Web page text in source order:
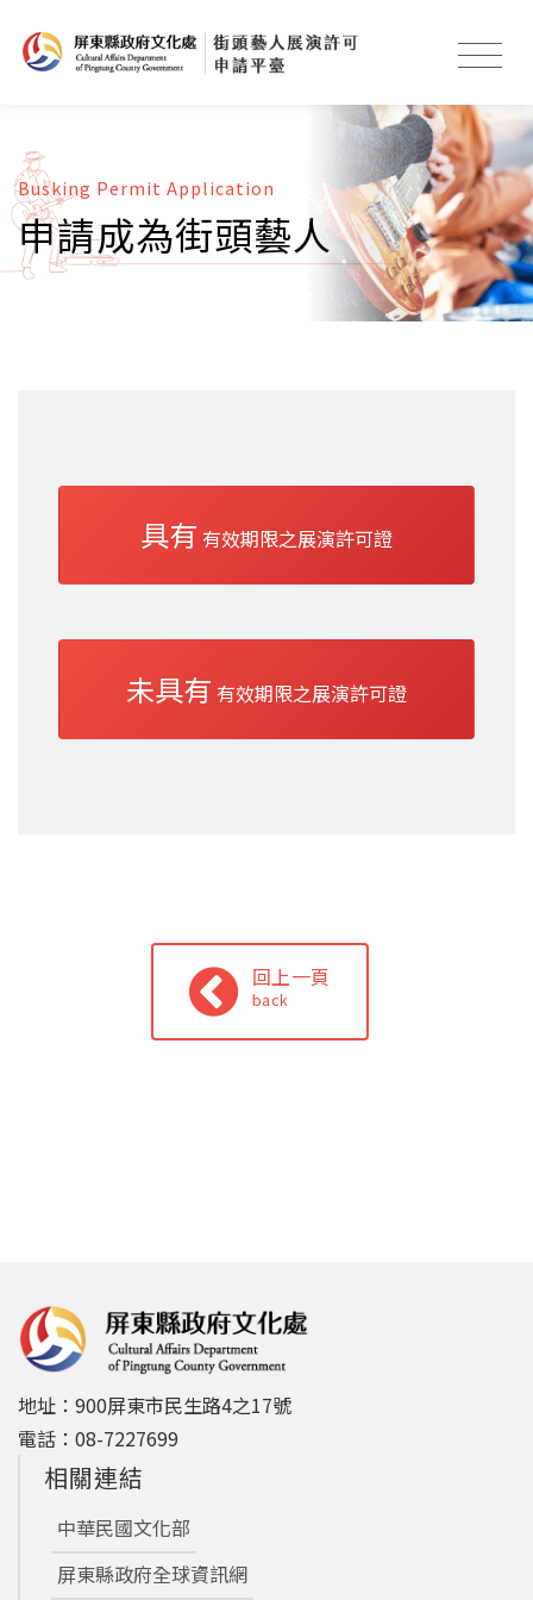
Busking Permit Application
申請成為街頭藝人
具有 有效期限之展演許可證
未具有 有效期限之展演許可證
回上一頁
back
地址：900屏東市民生路4之17號
電話：08-7227699
相關連結
中華民國文化部
屏東縣政府全球資訊網